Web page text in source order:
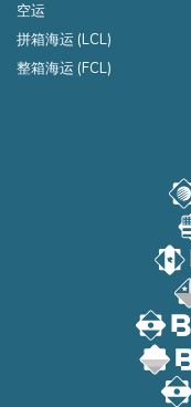
空运
拼箱海运 (LCL)
整箱海运 (FCL)